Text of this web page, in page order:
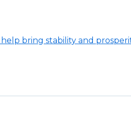
bring stability and